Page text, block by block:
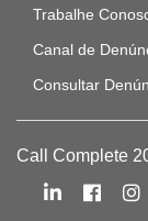
Trabalhe
Canal de
Consultar
Call Complete